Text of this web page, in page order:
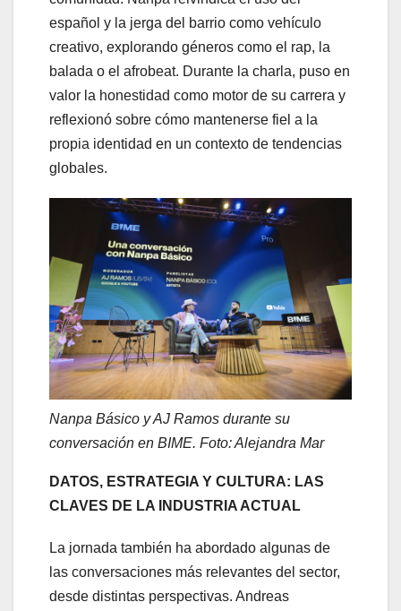
español y la jerga del barrio como vehículo
creativo, explorando géneros como el rap, la
balada o el afrobeat. Durante la charla, puso en
valor la honestidad como motor de su carrera y
reflexionó sobre cómo mantenerse fiel a la
propia identidad en un contexto de tendencias
globales.
Nanpa Básico y AJ Ramos durante su
conversación en BIME. Foto: Alejandra Mar
DATOS, ESTRATEGIA Y CULTURA: LAS
CLAVES DE LA INDUSTRIA ACTUAL
La jornada también ha abordado algunas de
las conversaciones más relevantes del sector,
desde distintas perspectivas. Andreas